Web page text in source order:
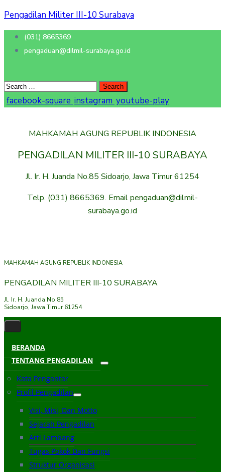
Pengadilan Militer III-10 Surabaya
(031) 8665369
pengaduan@dilmil-surabaya.go.id
facebook-square instagram youtube-play
MAHKAMAH AGUNG REPUBLIK INDONESIA
PENGADILAN MILITER III-10 SURABAYA
Jl. Ir. H. Juanda No.85 Sidoarjo, Jawa Timur 61254
Telp. (031) 8665369. Email pengaduan@dilmil-
surabaya.go.id
MAHKAMAH AGUNG REPUBLIK INDONESIA
PENGADILAN MILITER III-10 SURABAYA
Jl. Ir. H. Juanda No.85
Sidoarjo, Jawa Timur 61254
BERANDA
TENTANG PENGADILAN
Kata Pengantar
Profil Pengadilan
Visi, Misi, Dan Motto
Sejarah Pengadilan
Arti Lambang
Tugas Pokok Dan Fungsi
Struktur Organisasi